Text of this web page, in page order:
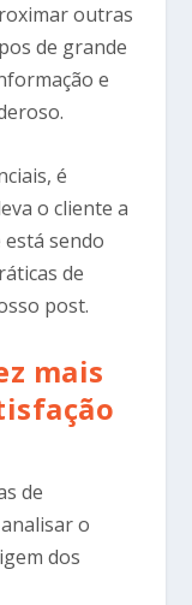
outras
de grande
e
é
o cliente a
sendo
de
post.
mais
de
o
dos